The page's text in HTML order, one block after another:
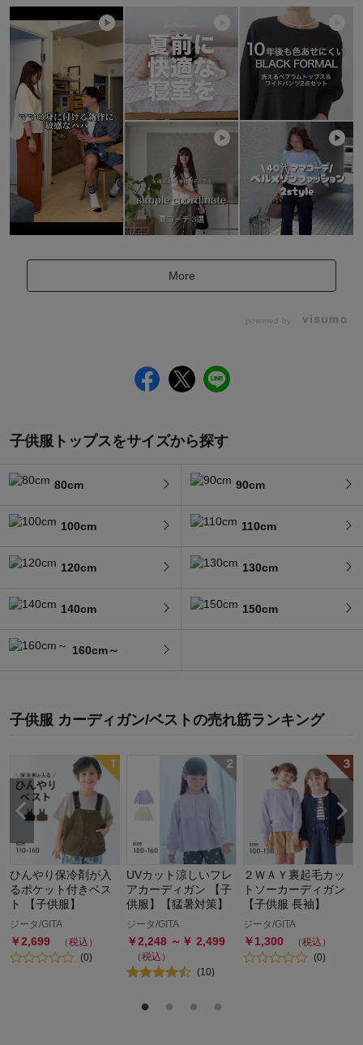
More
powered by
子供服トップスをサイズから探す
80cm 90cm
100cm 110cm
120cm 130cm
140cm 150cm
160cm～
子供服 カーディガン/ベストの売れ筋ランキング
ひんやり保冷剤が入
るポケット付きベス
ト 【子供服】
ジータ/GITA
￥2,699
（税込）
(0)
UVカット涼しいフレ
アカーディガン 【子
供服】【猛暑対策】
ジータ/GITA
￥2,248 ～￥ 2,499
（税込）
(10)
２ＷＡＹ裏起毛カッ
トソーカーディガン
【子供服 長袖】
ジータ/GITA
￥1,300
（税込）
(0)